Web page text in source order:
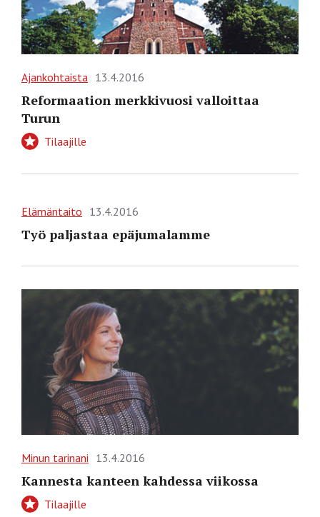
Ajankohtaista 13.4.2016
Reformaation merkkivuosi valloittaa
Turun
Tilaajille
Elämäntaito 13.4.2016
Työ paljastaa epäjumalamme
Minun tarinani 13.4.2016
Kannesta kanteen kahdessa viikossa
Tilaajille